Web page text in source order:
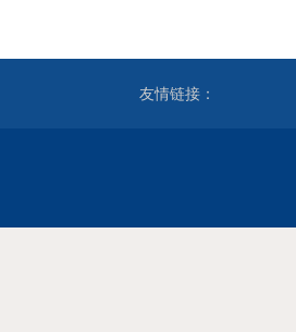
友情链接：